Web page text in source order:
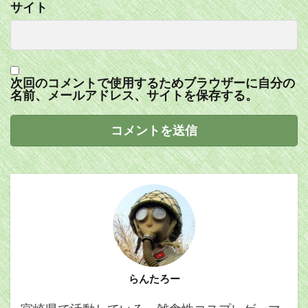
サイト
次回のコメントで使用するためブラウザーに自分の
名前、メールアドレス、サイトを保存する。
らんたろー